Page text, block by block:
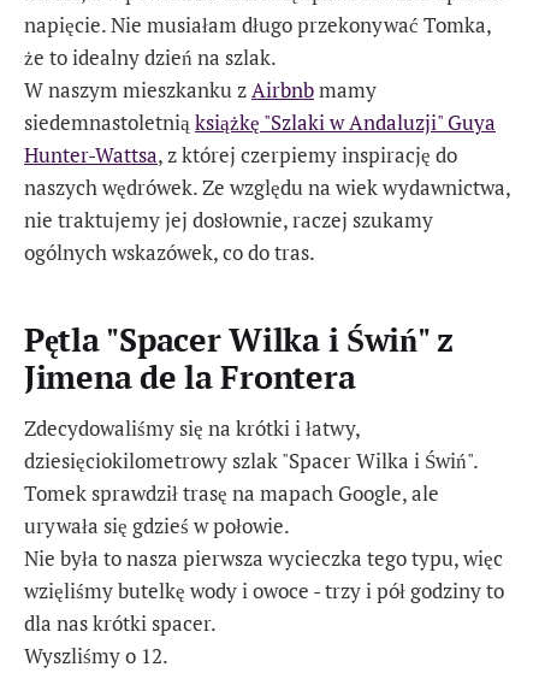
napięcie. Nie musiałam długo przekonywać Tomka,
że to idealny dzień na szlak.
W naszym mieszkanku zAirbnbmamy
siedemnastoletniąksiążkę "Szlaki w Andaluzji" Guya
Hunter-Wattsa, z której czerpiemy inspirację do
naszych wędrówek. Ze względu na wiek wydawnictwa,
nie traktujemy jej dosłownie, raczej szukamy
ogólnych wskazówek, co do tras.
Pętla "Spacer Wilka i Świń" z
Jimena de la Frontera
Zdecydowaliśmy się na krótki i łatwy,
dziesięciokilometrowy szlak "Spacer Wilka i Świń".
Tomek sprawdził trasę na mapach Google, ale
urywała się gdzieś w połowie.
Nie była to nasza pierwsza wycieczka tego typu, więc
wzięliśmy butelkę wody i owoce - trzy i pół godziny to
dla nas krótki spacer.
Wyszliśmy o 12.